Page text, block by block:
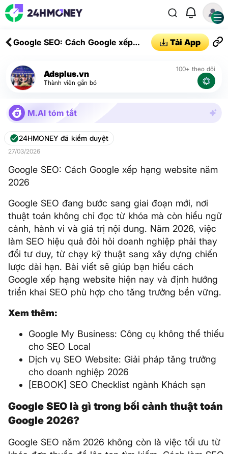
Google SEO: Cách Google xếp
Tải App
Adsplus.vn
Thành viên gắn bó
100+ theo dõi
M.AI tóm tắt
24HMONEY đã kiểm duyệt
27/03/2026
Google SEO: Cách Google xếp hạng website năm
2026
Google SEO đang bước sang giai đoạn mới, nơi
thuật toán không chỉ đọc từ khóa mà còn hiểu ngữ
cảnh, hành vi và giá trị nội dung. Năm 2026, việc
làm SEO hiệu quả đòi hỏi doanh nghiệp phải thay
đổi tư duy, từ chạy kỹ thuật sang xây dựng chiến
lược dài hạn. Bài viết sẽ giúp bạn hiểu cách
Google xếp hạng website hiện nay và định hướng
triển khai SEO phù hợp cho tăng trưởng bền vững.
Xem thêm:
Google My Business: Công cụ không thể thiếu
cho SEO Local
Dịch vụ SEO Website: Giải pháp tăng trưởng
cho doanh nghiệp 2026
[EBOOK] SEO Checklist ngành Khách sạn
Google SEO là gì trong bối cảnh thuật toán
Google 2026?
Google SEO năm 2026 không còn là việc tối ưu từ